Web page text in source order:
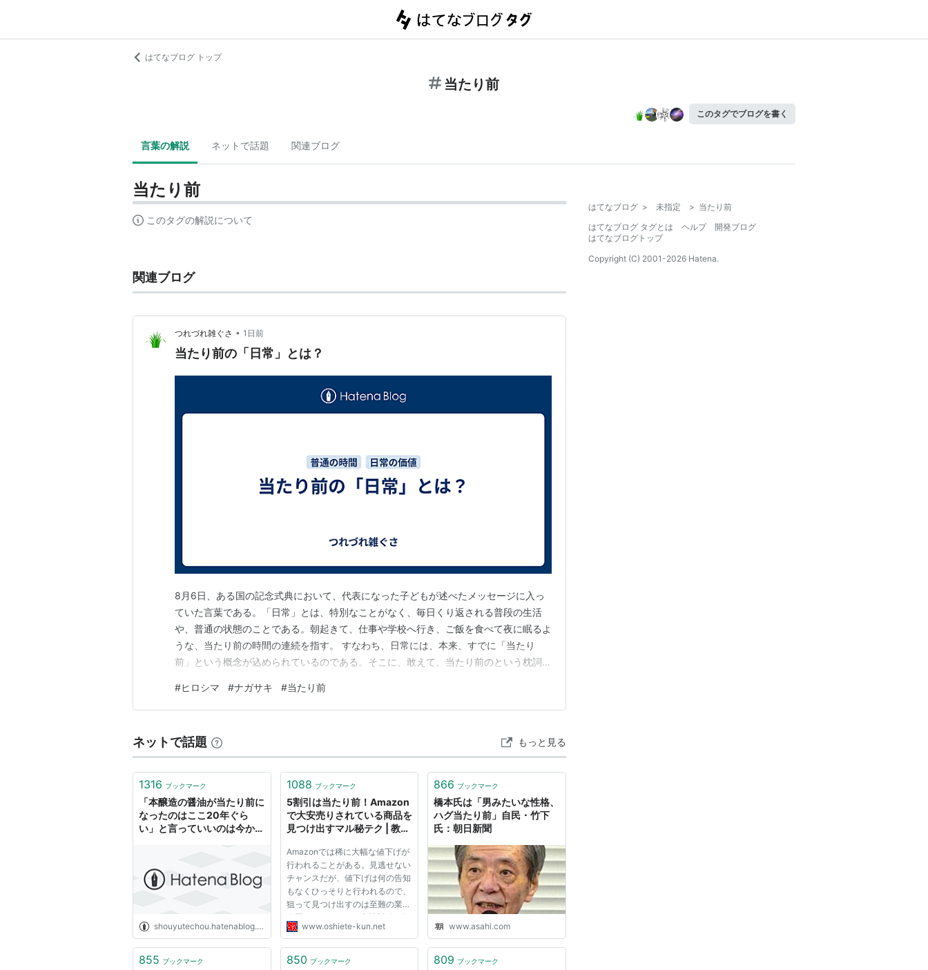
はてなブログ トップ
当たり前
このタグでブログを書く
言葉の解説 ネットで話題 関連ブログ
当たり前
このタグの解説について
関連ブログ
つれづれ雑ぐさ • 1日前
当たり前の「日常」とは？
8月6日、ある国の記念式典において、代表になった子どもが述べたメッセージに入っ
ていた言葉である。「日常」とは、特別なことがなく、毎日くり返される普段の生活
や、普通の状態のことである。朝起きて、仕事や学校へ行き、ご飯を食べて夜に眠るよ
うな、当たり前の時間の連続を指す。 すなわち、日常には、本来、すでに「当たり
前」という概念が込められているのである。そこに、敢えて、当たり前のという枕詞を
個人出版 永遠への道 eBook : 乱桜: 本
#ヒロシマ #ナガサキ #当たり前
ネットで話題 もっと見る
1316 ブックマーク
「本醸造の醤油が当たり前に
なったのはここ20年ぐら
い」と言っていいのは今から
shouyutechou.hatenablog.com
1088 ブックマーク
5割引は当たり前！Amazon
で大安売りされている商品を
見つけ出すマル秘テク | 教え
Amazonでは稀に大幅な値下げが
行われることがある。見逃せない
チャンスだが、値下げは何の告知
もなくひっそりと行われるので、
狙って見つけ出すのは至難の業。
今回は、Amazonで大幅割引を行
なっている商品を見つけ出すテク
は、かなり大胆な割引を行うこと
www.oshiete-kun.net
866 ブックマーク
橋本氏は「男みたいな性格、
ハグ当たり前」自民・竹下
氏：朝日新聞
www.asahi.com
855 ブックマーク 850 ブックマーク 809 ブックマーク
はてなブログ > 未指定 > 当たり前
はてなブログ タグとは
ヘルプ
開発ブログ
はてなブログトップ
Copyright (C) 2001-2026 Hatena.